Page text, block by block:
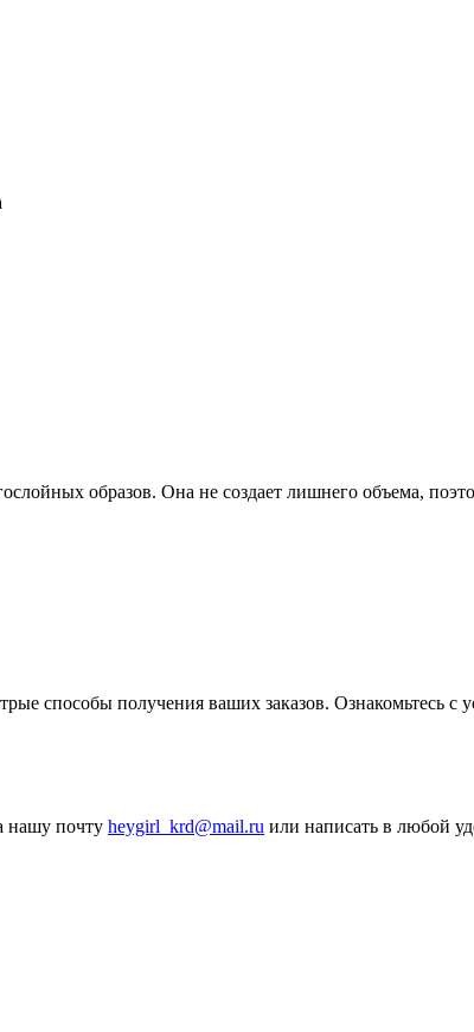
образов. Она не создает лишнего объема,
способы получения ваших заказов. Ознакомьтесь с
нашу почту heygirl_krd@mail.ru или написать в любой